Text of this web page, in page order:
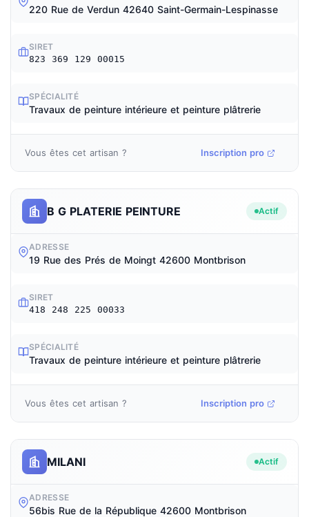
220 Rue de Verdun 42640 Saint-Germain-Lespinasse
SIRET
823 369 129 00015
SPÉCIALITÉ
Travaux de peinture intérieure et peinture plâtrerie
Vous êtes cet artisan ? Inscription pro
B G PLATERIE PEINTURE Actif
ADRESSE
19 Rue des Prés de Moingt 42600 Montbrison
SIRET
418 248 225 00033
SPÉCIALITÉ
Travaux de peinture intérieure et peinture plâtrerie
Vous êtes cet artisan ? Inscription pro
MILANI Actif
ADRESSE
56bis Rue de la République 42600 Montbrison